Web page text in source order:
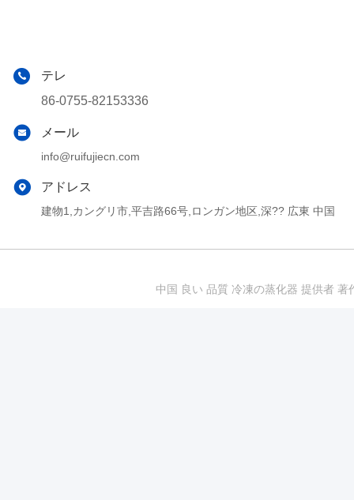
テレ
86-0755-82153336
メール
info@ruifujiecn.com
アドレス
建物1,カングリ市,平吉路66号,ロンガン地区,深?? 広東 中国
中国 良い 品質 冷凍の蒸化器 提供者